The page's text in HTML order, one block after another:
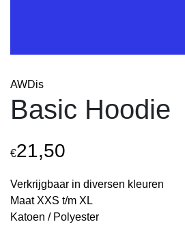
AWDis
Basic Hoodie
€21,50
Verkrijgbaar in diversen kleuren
Maat XXS t/m XL
Katoen / Polyester